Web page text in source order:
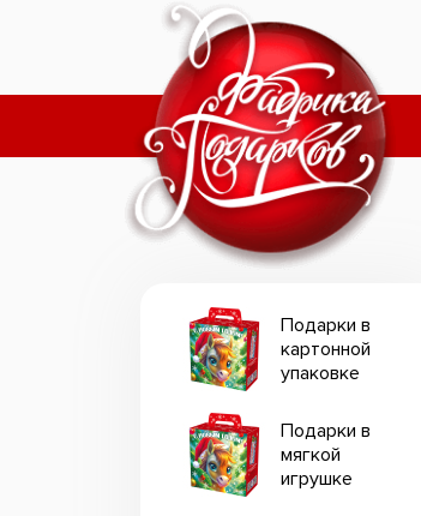
Подарки в
картонной
упаковке
Подарки в
мягкой
игрушке